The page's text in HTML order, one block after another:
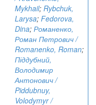
Mykhail; Rybchuk,
Larysa; Fedorova,
Dina; Романенко,
Роман Петрович /
Romanenko, Roman;
Піддубний,
Володимир
Антонович /
Piddubnuy,
Volodymyr /